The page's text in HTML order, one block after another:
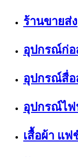
ร้านขายส่ง
อุปกรณ์ก่อ
อุปกรณ์สื่อ
อุปกรณ์ไฟ
เสื้อผ้า แฟ